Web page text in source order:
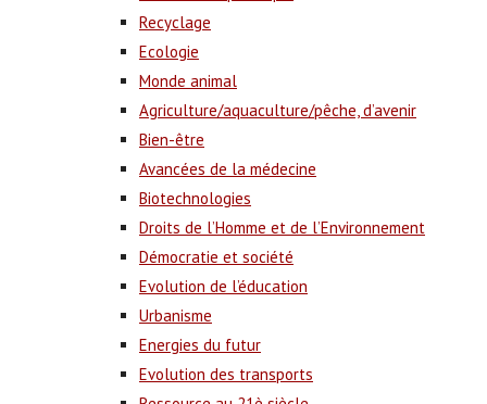
Recyclage
Ecologie
Monde animal
Agriculture/aquaculture/pêche, d’avenir
Bien-être
Avancées de la médecine
Biotechnologies
Droits de l’Homme et de l’Environnement
Démocratie et société
Evolution de l’éducation
Urbanisme
Energies du futur
Evolution des transports